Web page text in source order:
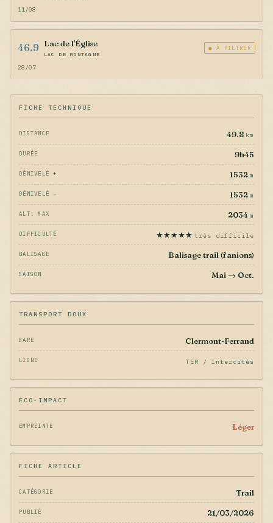
11/08
46.9 Lac de l'Église
LAC DE MONTAGNE
● À FILTRER
28/07
FICHE TECHNIQUE
DISTANCE 49.8 km
DURÉE 9h45
DÉNIVELÉ + 1532 m
DÉNIVELÉ − 1532 m
ALT. MAX 2034 m
DIFFICULTÉ ★★★★★ très difficile
BALISAGE Balisage trail (fanions)
SAISON Mai → Oct.
TRANSPORT DOUX
GARE Clermont-Ferrand
LIGNE TER / Intercités
ÉCO-IMPACT
EMPREINTE Léger
FICHE ARTICLE
CATÉGORIE Trail
PUBLIÉ 21/03/2026